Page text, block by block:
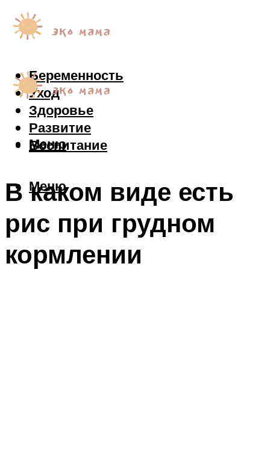
Беременность
Уход
Здоровье
Развитие
Воспитание
Меню
Меню
В каком виде есть
рис при грудном
кормлении